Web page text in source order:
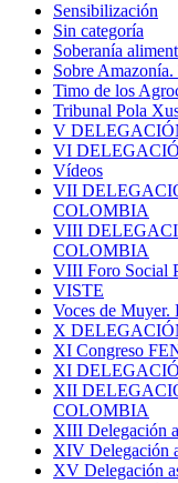
Sensibilización
Sin categoría
Soberanía
Sobre
Timo de los
Tribunal Pola
V
VI
Vídeos
VII
COLOMBIA
VIII
COLOMBIA
VIII Foro Social
VISTE
Voces de Muyer.
X
XI Congreso
XI
XII
COLOMBIA
XIII Delegación
XIV Delegación
XV Delegación